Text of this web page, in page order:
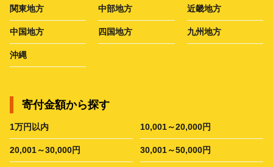
関東地方 中部地方 近畿地方
中国地方 四国地方 九州地方
沖縄
寄付金額から探す
1万円以内 10,001～20,000円
20,001～30,000円 30,001～50,000円